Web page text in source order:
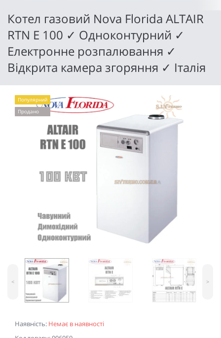
Котел газовий Nova Florida ALTAIR
RTN E 100 ✓ Одноконтурний ✓
Електронне розпалювання ✓
Відкрита камера згоряння ✓ Італія
Наявність: Немає в наявності
Популярний
Продано
< >